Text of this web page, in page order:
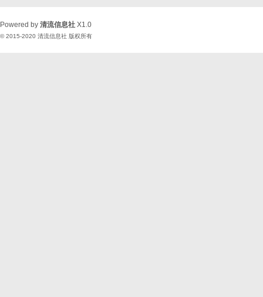
Powered by 清流信息社 X1.0
© 2015-2020 清流信息社 版权所有